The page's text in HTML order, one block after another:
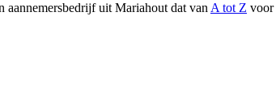
uit Mariahout dat van A tot Z voor